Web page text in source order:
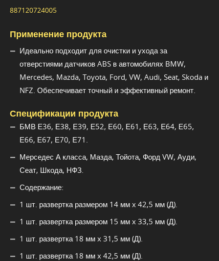
887120724005
Применение продукта
Идеально подходит для очистки и ухода за
отверстиями датчиков ABS в автомобилях BMW,
Mercedes, Mazda, Toyota, Ford, VW, Audi, Seat, Skoda и
NFZ. Обеспечивает точный и эффективный ремонт.
Спецификации продукта
БМВ Е36, Е38, Е39, Е52, Е60, Е61, Е63, Е64, Е65,
Е66, Е67, Е70, Е71.
Мерседес А класса, Мазда, Тойота, Форд VW, Ауди,
Сеат, Шкода, НФЗ.
Содержание:
1 шт. развертка размером 14 мм x 42,5 мм (Д).
1 шт. развертка размером 15 мм x 33,5 мм (Д).
1 шт. развертка 18 мм x 31,5 мм (Д).
1 шт. развертка 18 мм x 42,5 мм (Д).